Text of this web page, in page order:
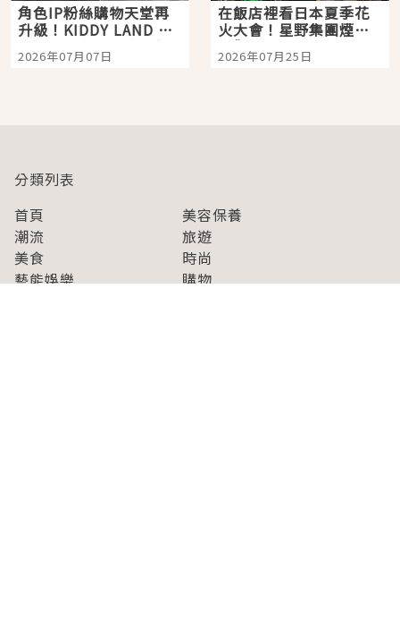
角色IP粉絲購物天堂再
升級！KIDDY LAND 原
宿店吉伊卡哇迎客，新
開幕 OMOKADO 店3分
2026年07月07日
在飯店裡看日本夏季花
火大會！星野集團煙火
景觀飯店6選，讓你不用
人擠人悠閒欣賞
2026年07月25日
分類列表
首頁
美容保養
潮流
旅遊
美食
時尚
藝能娛樂
購物